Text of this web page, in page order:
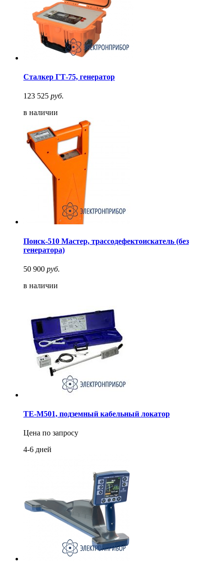
Сталкер ГТ-75, генератор
123 525 руб.
в наличии
Поиск-510 Мастер, трассодефектоискатель (без
генератора)
50 900 руб.
в наличии
TE-M501, подземный кабельный локатор
Цена по запросу
4-6 дней